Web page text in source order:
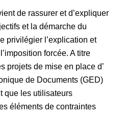
de rassurer et d’expliquer
et la démarche du
privilégier l’explication et
forcée. A titre
projets de mise en place d’
de Documents (GED)
que les utilisateurs
éléments de contraintes